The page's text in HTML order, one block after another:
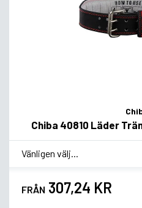
Chiba 40810 Läder
* Smakvariant
FRÅN 307,24 KR